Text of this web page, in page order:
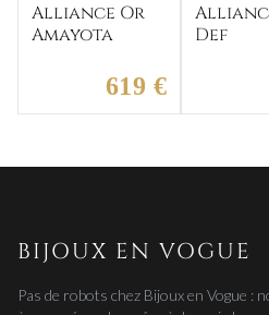
Alliance Or
Amayota
619 €
Def
BIJOUX EN VOGUE
Pas de robots chez Bijoux en Vogue :